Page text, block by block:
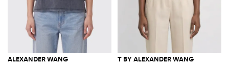
ALEXANDER WANG T BY ALEXANDER WANG